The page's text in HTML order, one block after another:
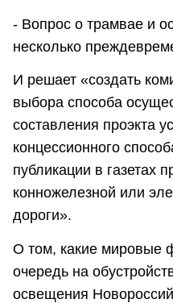
- Вопрос о трамвае и
несколько
И решает «создать
выбора способа
составления проэкта
концессионного
публикации в газетах
конножелезной или
дороги».
О том, какие мировые
очередь на
освещения